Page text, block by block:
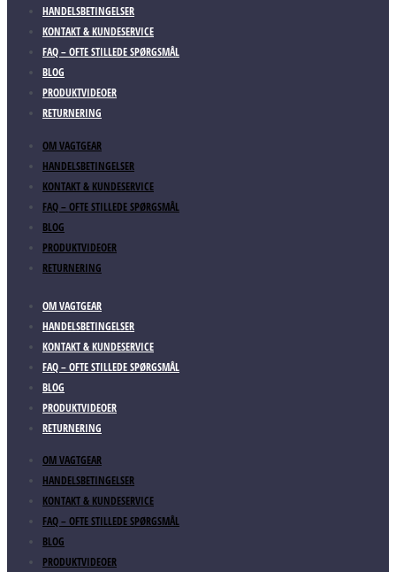
HANDELSBETINGELSER
KONTAKT & KUNDESERVICE
FAQ – OFTE STILLEDE SPØRGSMÅL
BLOG
PRODUKTVIDEOER
RETURNERING
OM VAGTGEAR
HANDELSBETINGELSER
KONTAKT & KUNDESERVICE
FAQ – OFTE STILLEDE SPØRGSMÅL
BLOG
PRODUKTVIDEOER
RETURNERING
OM VAGTGEAR
HANDELSBETINGELSER
KONTAKT & KUNDESERVICE
FAQ – OFTE STILLEDE SPØRGSMÅL
BLOG
PRODUKTVIDEOER
RETURNERING
OM VAGTGEAR
HANDELSBETINGELSER
KONTAKT & KUNDESERVICE
FAQ – OFTE STILLEDE SPØRGSMÅL
BLOG
PRODUKTVIDEOER